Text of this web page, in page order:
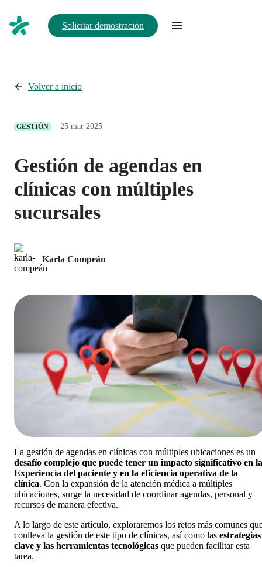
Solicitar demostración
Volver a inicio
GESTIÓN 25 mar 2025
Gestión de agendas en
clínicas con múltiples
sucursales
Karla Compeán
La gestión de agendas en clínicas con múltiples ubicaciones es un
desafío complejo que puede tener un impacto significativo en la
Experiencia del paciente y en la eficiencia operativa de la
clínica. Con la expansión de la atención médica a múltiples
ubicaciones, surge la necesidad de coordinar agendas, personal y
recursos de manera efectiva.
A lo largo de este artículo, exploraremos los retos más comunes
conlleva la gestión de este tipo de clínicas, así como las estrategias
clave y las herramientas tecnológicas que pueden facilitar esta
tarea.